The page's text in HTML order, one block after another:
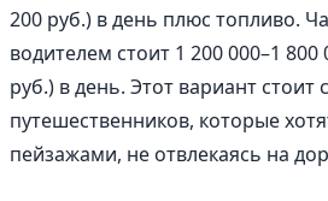
200 руб.) в день плюс топливо.
водителем стоит 1 200 000–1 800
руб.) в день. Этот вариант стоит
путешественников, которые
пейзажами, не отвлекаясь на